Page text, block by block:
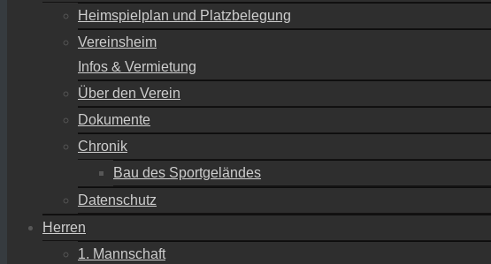
Heimspielplan und Platzbelegung
Vereinsheim
Infos & Vermietung
Über den Verein
Dokumente
Chronik
Bau des Sportgeländes
Datenschutz
Herren
1. Mannschaft